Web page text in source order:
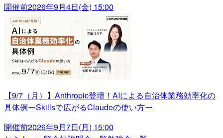
開催前2026年9月4日(金) 15:00
【9/7（月）】Anthropic登壇！AIによる自治体業務効率化の
具体例ーSkillsで広がるClaudeの使い方ー
開催前2026年9月7日(月) 15:00